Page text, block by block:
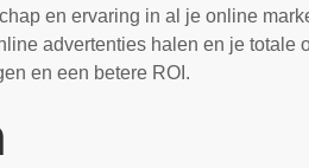
en ervaring in al je online
advertenties halen en je totale
en een betere ROI.